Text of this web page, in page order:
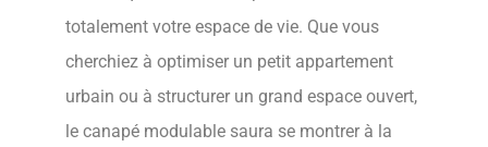
totalement votre espace de vie. Que vous
cherchiez à optimiser un petit appartement
urbain ou à structurer un grand espace ouvert,
le canapé modulable saura se montrer à la